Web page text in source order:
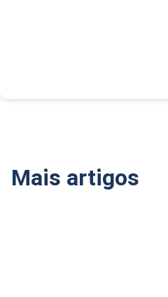
Mais artigos